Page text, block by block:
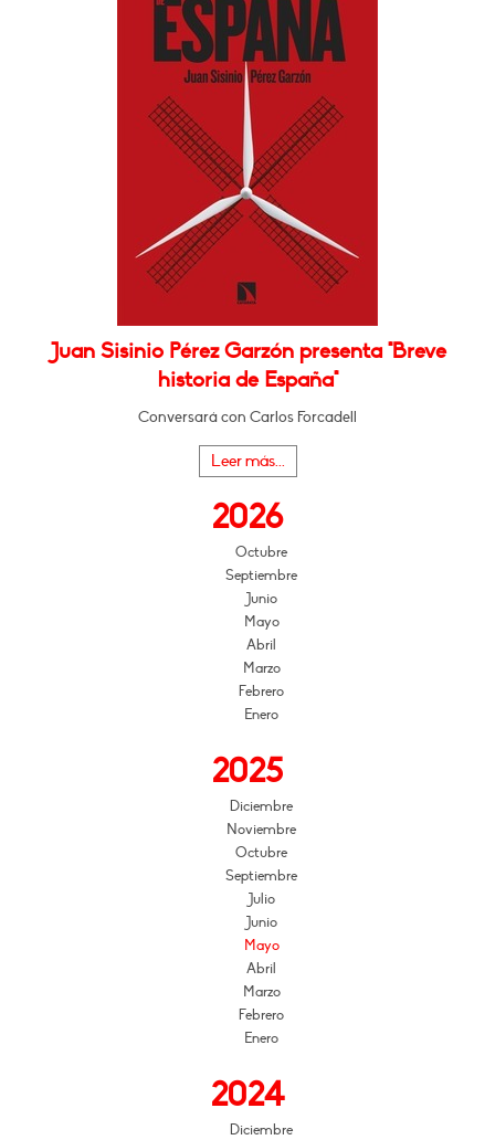
Juan Sisinio Pérez Garzón presenta "Breve
historia de España"
Conversará con Carlos Forcadell
Leer más...
2026
Octubre
Septiembre
Junio
Mayo
Abril
Marzo
Febrero
Enero
2025
Diciembre
Noviembre
Octubre
Septiembre
Julio
Junio
Mayo
Abril
Marzo
Febrero
Enero
2024
Diciembre